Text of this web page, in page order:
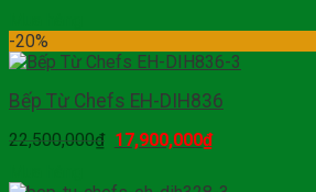
-20%
Bếp Từ Chefs EH-DIH836
22,500,000₫ 17,900,000₫